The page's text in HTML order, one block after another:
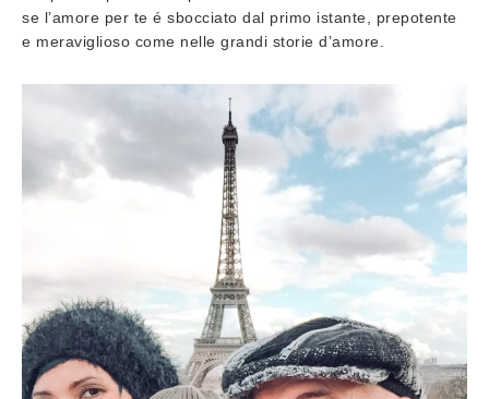
se l’amore per te é sbocciato dal primo istante, prepotente
e meraviglioso come nelle grandi storie d’amore.